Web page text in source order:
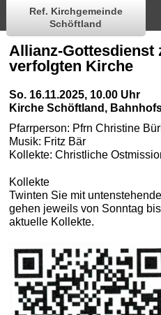
Ref. Kirchgemeinde
Schöftland
Allianz-Gottesdienst
verfolgten Kirche
So. 16.11.2025, 10.00 Uhr
Kirche Schöftland ,
Pfarrperson: Pfrn Christine
Musik: Fritz Bär
Kollekte:Christliche
Kollekte
Twinten Sie mit
gehen jeweils von Sonntag
aktuelle Kollekte.